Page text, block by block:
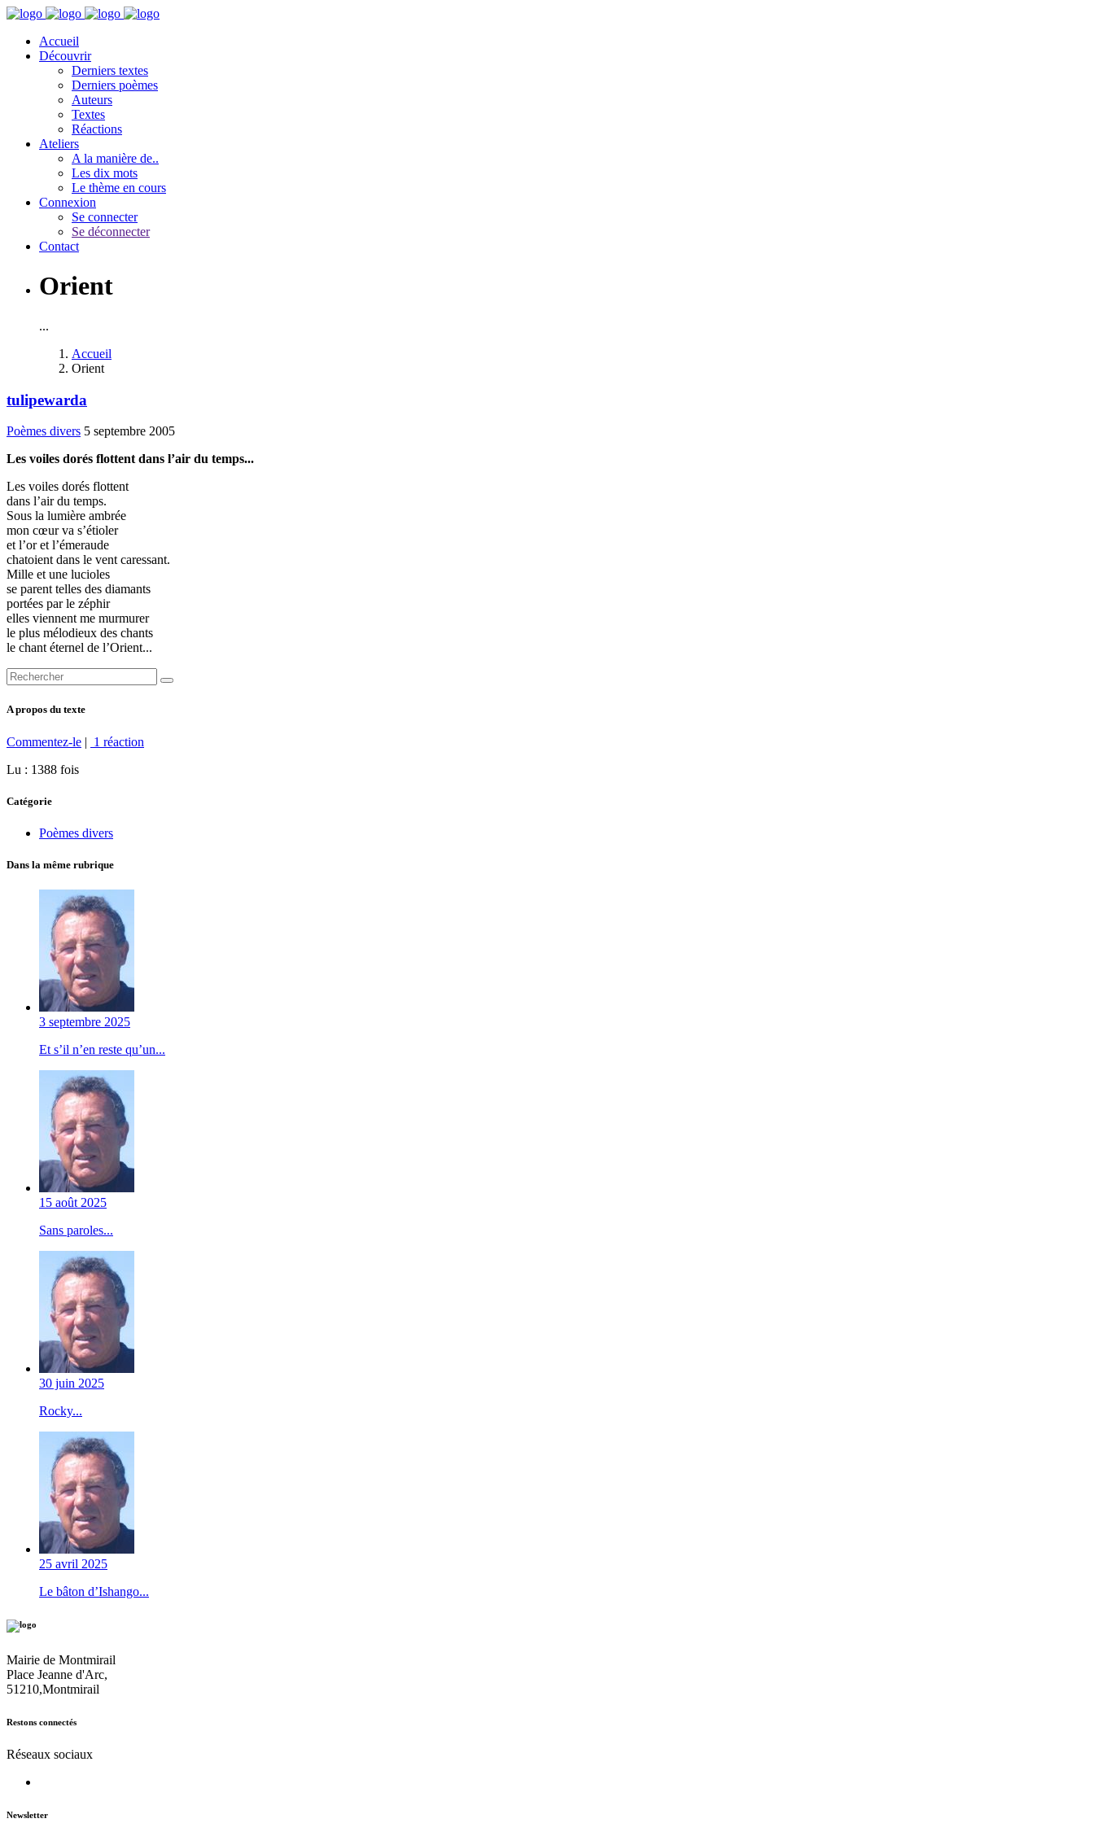
Accueil
Découvrir
Derniers textes
Derniers poèmes
Auteurs
Textes
Réactions
Ateliers
A la manière de..
Les dix mots
Le thème en cours
Connexion
Se connecter
Se déconnecter
Contact
Orient
...
Accueil
Orient
tulipewarda
Poèmes divers 5 septembre 2005
Les voiles dorés flottent dans l’air du temps...
Les voiles dorés flottent
dans l’air du temps.
Sous la lumière ambrée
mon cœur va s’étioler
et l’or et l’émeraude
chatoient dans le vent caressant.
Mille et une lucioles
se parent telles des diamants
portées par le zéphir
elles viennent me murmurer
le plus mélodieux des chants
le chant éternel de l’Orient...
A propos du texte
Commentez-le | 1 réaction
Lu : 1388 fois
Catégorie
Poèmes divers
Dans la même rubrique
3 septembre 2025
Et s’il n’en reste qu’un...
15 août 2025
Sans paroles...
30 juin 2025
Rocky...
25 avril 2025
Le bâton d’Ishango...
Mairie de Montmirail
Place Jeanne d'Arc,
51210,Montmirail
Restons connectés
Réseaux sociaux
Newsletter